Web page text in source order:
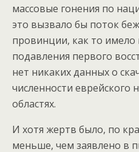
массовые гонения по
это вызвало бы поток
провинции, как то имело
подавления первого
нет никаких данных о
численности еврейского
областях.
И хотя жертв было, по
меньше, чем заявлено в